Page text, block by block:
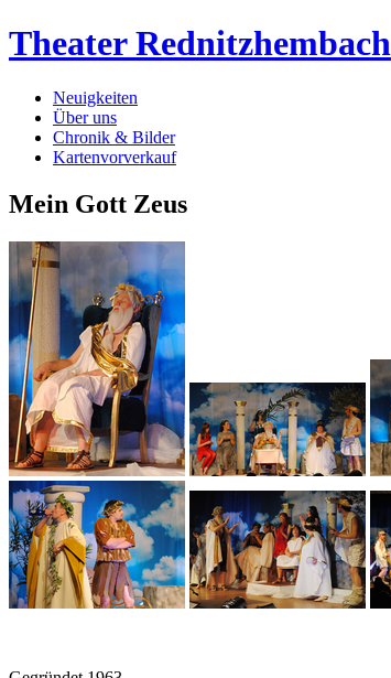
Theater Rednitzhembach
Neuigkeiten
Über uns
Chronik & Bilder
Kartenvorverkauf
Mein Gott Zeus